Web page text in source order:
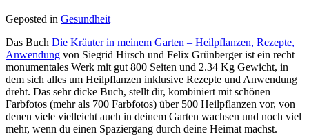
Geposted in Gesundheit
Das Buch Die Kräuter in meinem Garten – Heilpflanzen, Rezepte,
Anwendung von Siegrid Hirsch und Felix Grünberger ist ein recht
monumentales Werk mit gut 800 Seiten und 2.34 Kg Gewicht, in
dem sich alles um Heilpflanzen inklusive Rezepte und Anwendung
dreht. Das sehr dicke Buch, stellt dir, kombiniert mit schönen
Farbfotos (mehr als 700 Farbfotos) über 500 Heilpflanzen vor, von
denen viele vielleicht auch in deinem Garten wachsen und noch viel
mehr, wenn du einen Spaziergang durch deine Heimat machst.